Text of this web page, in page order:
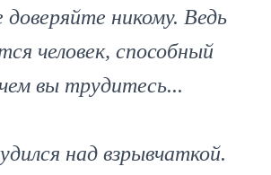
никому. Ведь
человек, способный
вы трудитесь...
над взрывчаткой.